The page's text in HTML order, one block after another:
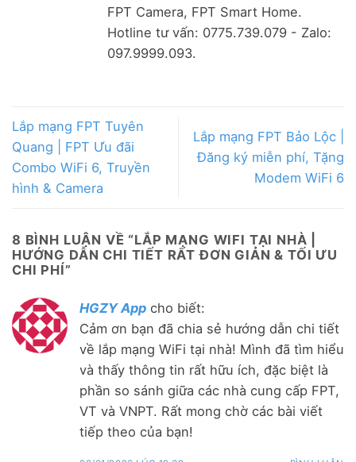
FPT Camera, FPT Smart Home.
Hotline tư vấn: 0775.739.079 - Zalo:
097.9999.093.
Lắp mạng FPT Tuyên
Quang | FPT Ưu đãi
Combo WiFi 6, Truyền
hình & Camera
Lắp mạng FPT Bảo Lộc |
Đăng ký miễn phí, Tặng
Modem WiFi 6
8 BÌNH LUẬN VỀ “LẮP MẠNG WIFI TẠI NHÀ |
HƯỚNG DẪN CHI TIẾT RẤT ĐƠN GIẢN & TỐI ƯU
CHI PHÍ”
HGZY App cho biết:
Cảm ơn bạn đã chia sẻ hướng dẫn chi tiết
về lắp mạng WiFi tại nhà! Mình đã tìm hiểu
và thấy thông tin rất hữu ích, đặc biệt là
phần so sánh giữa các nhà cung cấp FPT,
VT và VNPT. Rất mong chờ các bài viết
tiếp theo của bạn!